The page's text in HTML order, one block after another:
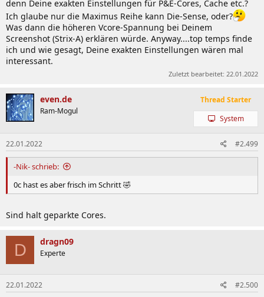
denn Deine exakten Einstellungen für P&E-Cores, Cache etc.?
Ich glaube nur die Maximus Reihe kann Die-Sense, oder?
Was dann die höheren Vcore-Spannung bei Deinem
Screenshot (Strix-A) erklären würde. Anyway....top temps finde
ich und wie gesagt, Deine exakten Einstellungen wären mal
interessant.
Zuletzt bearbeitet: 22.01.2022
even.de
Ram-Mogul
Thread Starter
System
22.01.2022 #2.499
-Nik- schrieb:
0c hast es aber frisch im Schritt 🤣
Sind halt geparkte Cores.
D dragn09
Experte
22.01.2022 #2.500